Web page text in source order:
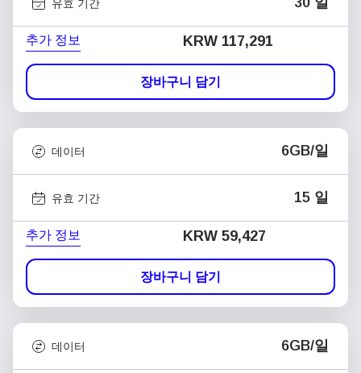
유효 기간
추가 정보 KRW 117,291
장바구니 담기
데이터 6GB/일
유효 기간 15 일
추가 정보 KRW 59,427
장바구니 담기
데이터 6GB/일